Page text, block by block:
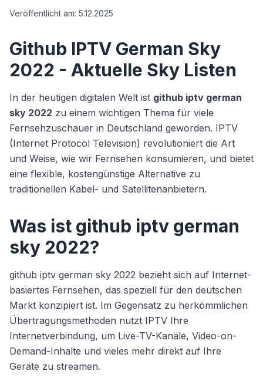
Veröffentlicht am: 5.12.2025
Github IPTV German Sky
2022 - Aktuelle Sky Listen
In der heutigen digitalen Welt ist github iptv german
sky 2022 zu einem wichtigen Thema für viele
Fernsehzuschauer in Deutschland geworden. IPTV
(Internet Protocol Television) revolutioniert die Art
und Weise, wie wir Fernsehen konsumieren, und bietet
eine flexible, kostengünstige Alternative zu
traditionellen Kabel- und Satellitenanbietern.
Was ist github iptv german
sky 2022?
github iptv german sky 2022 bezieht sich auf Internet-
basiertes Fernsehen, das speziell für den deutschen
Markt konzipiert ist. Im Gegensatz zu herkömmlichen
Übertragungsmethoden nutzt IPTV Ihre
Internetverbindung, um Live-TV-Kanäle, Video-on-
Demand-Inhalte und vieles mehr direkt auf Ihre
Geräte zu streamen.